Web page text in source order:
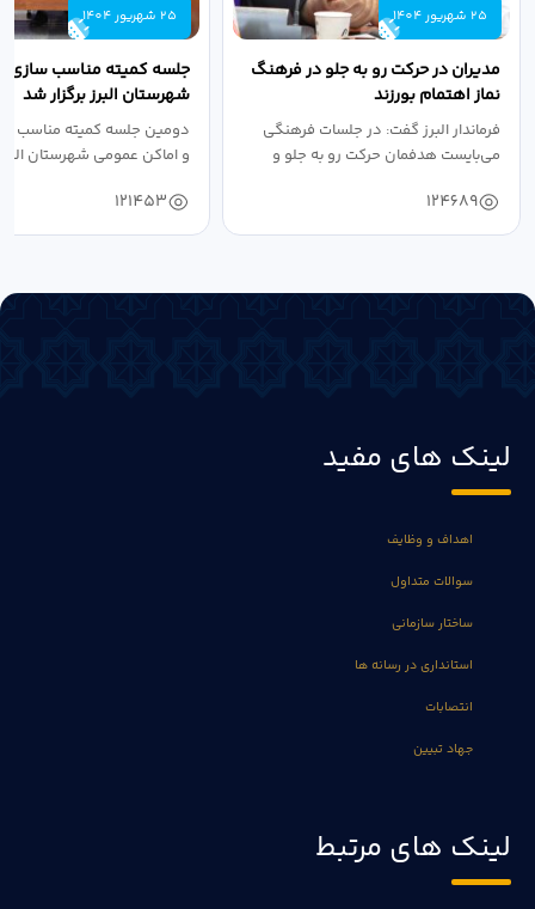
25 شهریور 1404
مدیران در حرکت رو به جلو در فرهنگ
نماز اهتمام بورزند
فرماندار البرز گفت: در جلسات فرهنگی
می‌بایست هدفمان حرکت رو به جلو و
124689
25 شهریور 1404
جلسه کمیته مناسب سازی
شهرستان البرز برگزار شد
دومین جلسه کمیته مناسب
و اماکن عمومی شهرستان
121453
لینک های مفید
اهداف و وظایف
سوالات متداول
ساختار سازمانی
استانداری در رسانه ها
انتصابات
جهاد تبیین
لینک های مرتبط